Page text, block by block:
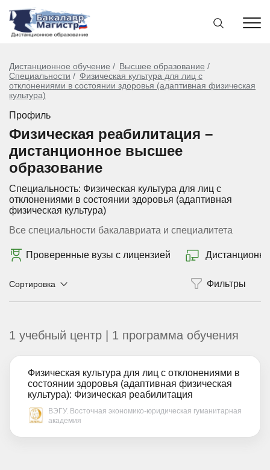
Дистанционное обучение
Высшее образование
Специальности
Физическая культура для лиц с
отклонениями в состоянии здоровья (адаптивная физическая
культура)
Профиль
Физическая реабилитация –
дистанционное высшее
образование
Специальность: Физическая культура для лиц с
отклонениями в состоянии здоровья (адаптивная
физическая культура)
Все специальности бакалавриата и специалитета
Проверенные вузы с лицензией Дистанционно
Сортировка
1 учебный центр | 1 программа обучения
Физическая культура для лиц с отклонениями в
состоянии здоровья (адаптивная физическая
культура): Физическая реабилитация
ВЭГУ. Восточная экономико-юридическая гуманитарная
академия